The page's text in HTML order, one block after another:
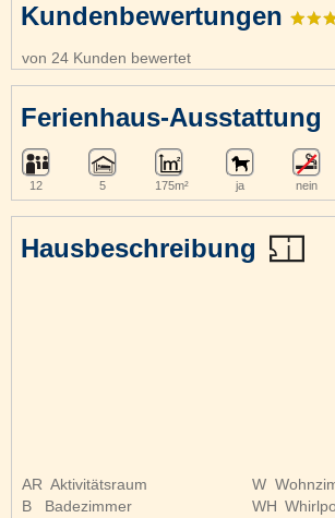
Hausbeschreibung
AR Aktivitätsraum
B
Badezimmer
W
WH
Kundenbewertungen
von 24 Kunden bewertet
Ferienhaus-Ausstattung
12 5 175m² ja nein